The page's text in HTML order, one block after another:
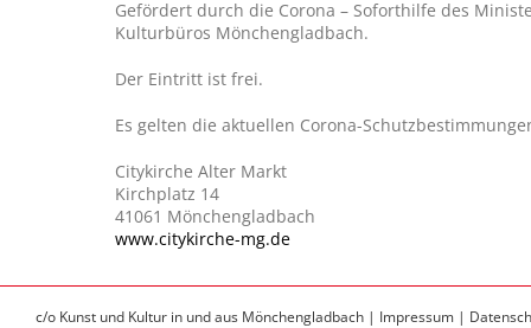
Gefördert durch die Corona – Soforthilfe des
Kulturbüros Mönchengladbach.
Der Eintritt ist frei.
Es gelten die aktuellen Corona-
Citykirche Alter Markt
Kirchplatz 14
41061 Mönchengladbach
www.citykirche-mg.de
c/o Kunst und Kultur in und aus Mönchengladbach | Impressum |